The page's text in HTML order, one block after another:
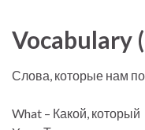
Vocabulary
Слова, которые нам
What – Какой, который